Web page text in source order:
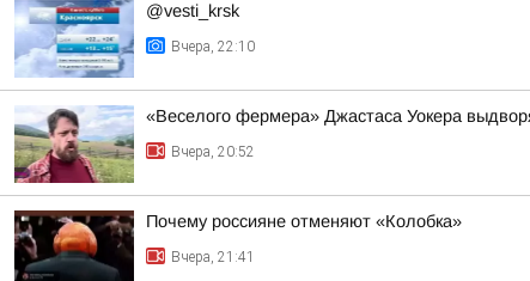
@vesti_krsk
Вчера, 22:10
«Веселого фермера» Джастаса Уокера
Вчера, 20:52
Почему россияне отменяют «Колобка»
Вчера, 21:41